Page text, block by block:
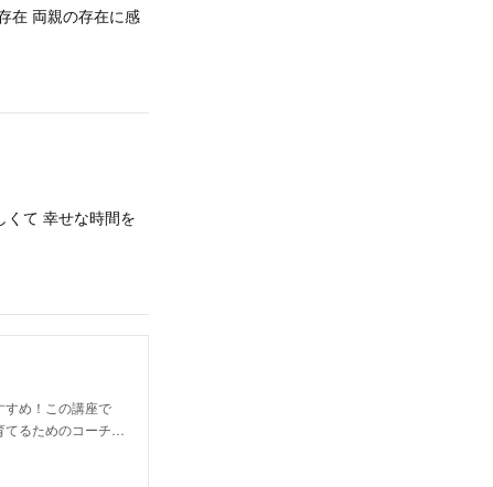
在 両親の存在に感
くて 幸せな時間を
すめ！この講座で
てるためのコーチ…